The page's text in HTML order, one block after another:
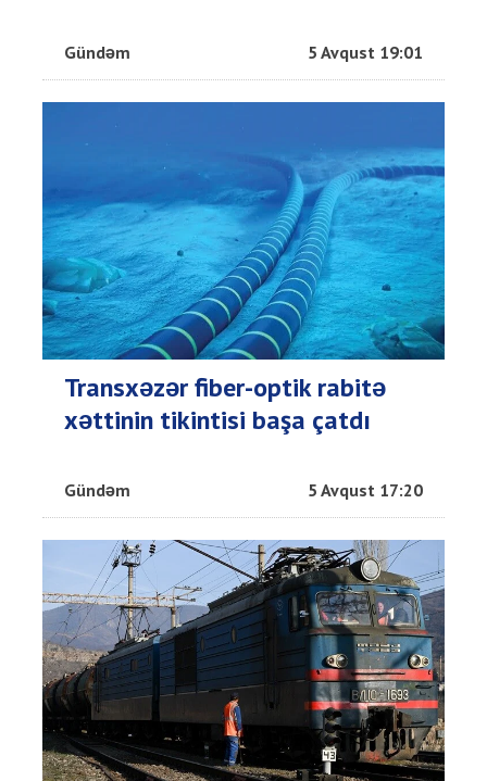
Gündəm 5 Avqust 19:01
Transxəzər fiber-optik rabitə
xəttinin tikintisi başa çatdı
Gündəm 5 Avqust 17:20